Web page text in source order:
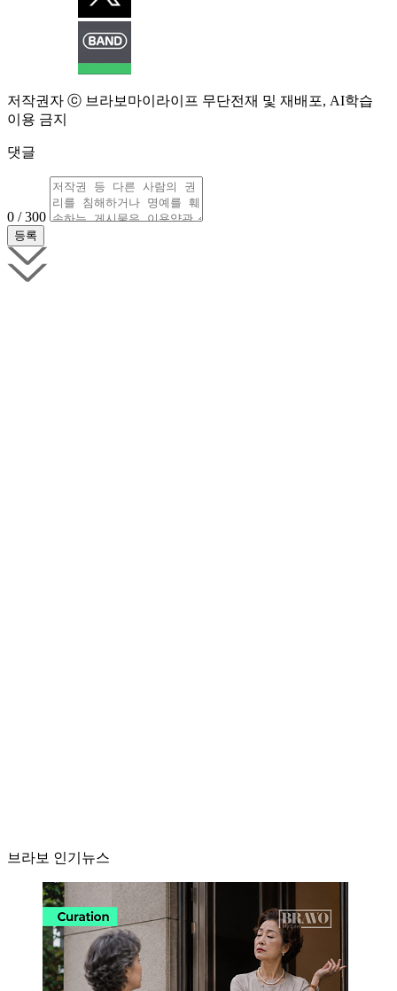
저작권자 ⓒ 브라보마이라이프 무단전재 및 재배포, AI학습
이용 금지
댓글
0 / 300
브라보 인기뉴스